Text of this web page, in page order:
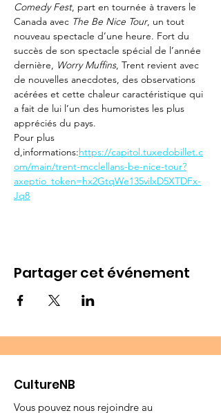
Comedy Fest, part en tournée à travers le
Canada avec The Be Nice Tour, un tout
nouveau spectacle d’une heure. Fort du
succès de son spectacle spécial de l’année
dernière, Worry Muffins, Trent revient avec
de nouvelles anecdotes, des observations
acérées et cette chaleur caractéristique qui
a fait de lui l’un des humoristes les plus
appréciés du pays.
Pour plus
d,informations:https://capitol.tuxedobillet.c
om/main/trent-mcclellans-be-nice-tour?
axeptio_token=hx2GtqWe135vilxD5XTDFx-
Jq8
Partager cet événement
CultureNB
Vous pouvez nous rejoindre au